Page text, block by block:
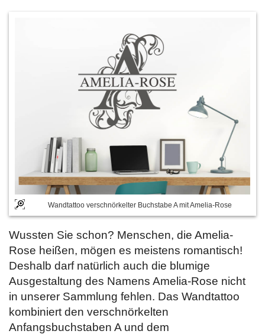
Wandtattoo verschnörkelter Buchstabe A mit Amelia-Rose
Wussten Sie schon? Menschen, die Amelia-
Rose heißen, mögen es meistens romantisch!
Deshalb darf natürlich auch die blumige
Ausgestaltung des Namens Amelia-Rose nicht
in unserer Sammlung fehlen. Das Wandtattoo
kombiniert den verschnörkelten
Anfangsbuchstaben A und dem